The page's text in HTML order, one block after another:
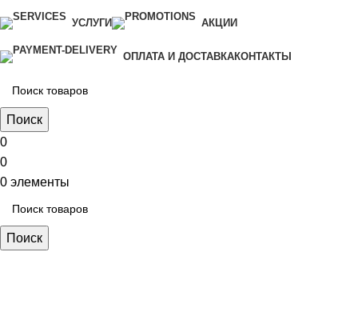
УСЛУГИ АКЦИИ
ОПЛАТА И ДОСТАВКАКОНТАКТЫ
Поиск
0
0
0 элементы
Поиск